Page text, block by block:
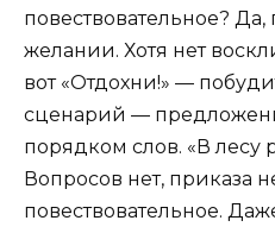
повествовательное? Да,
желании. Хотя нет
вот «Отдохни!» —
сценарий —
порядком слов. «В лесу
Вопросов нет, приказа
повествовательное.